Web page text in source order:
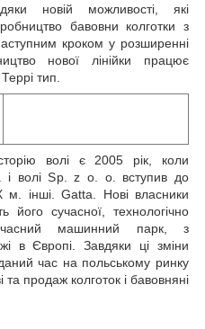
новій можливості, які
бавовни колготки з
кроком у розширенні
нової лінійки працює
тип.
волі є 2005 рік, коли
і волі Sp. z o. o. вступив до
м. інші. Gatta. Нові власники
сучасної, технологічно
машинний парк, з
в Європі. Завдяки ці зміни
час на польському ринку
та продаж колготок і бавовняні